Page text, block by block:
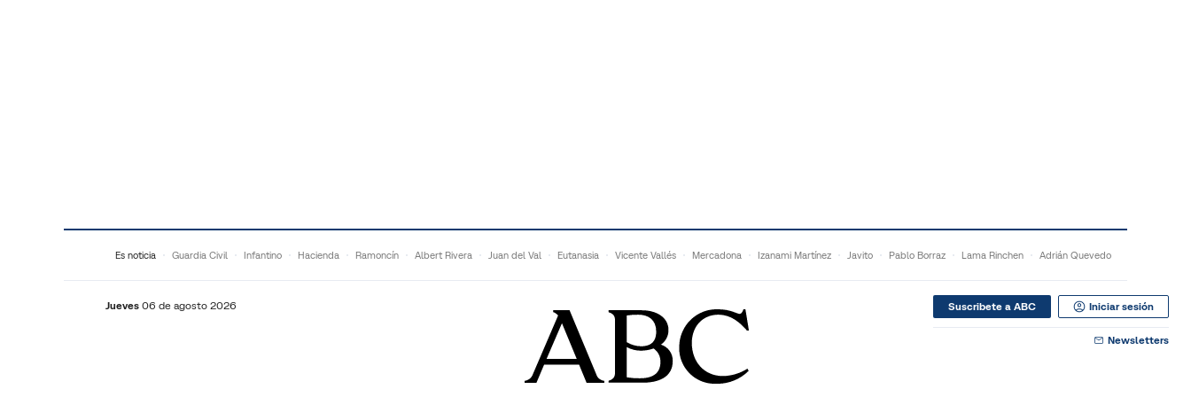
Es noticia Guardia Civil Infantino Hacienda Ramoncín Albert Rivera Juan del Val Eutanasia Vicente Vallés Mercadona Izanami Martínez Javito Pablo Borraz Lama Rinchen Adrián Quevedo
Jueves 06 de agosto 2026 Suscribete a ABC Iniciar sesión
Newsletters